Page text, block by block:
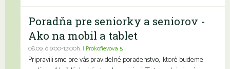
Poradňa pre seniorky a seniorov -
Ako na mobil a tablet
08.09. o 9:00-12:00h. | Prokofievova 5
Pripravili sme pre vás pravidelné poradenstvo, ktoré budeme